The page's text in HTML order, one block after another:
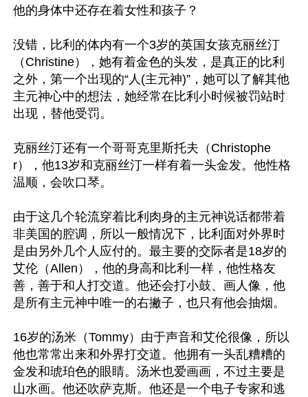
他的身体中还存在着女性和孩子？
没错，比利的体内有一个3岁的英国女孩克丽丝汀
（Christine），她有着金色的头发，是真正的比利
之外，第一个出现的“人(主元神)”，她可以了解其他
主元神心中的想法，她经常在比利小时候被罚站时
出现，替他受罚。
克丽丝汀还有一个哥哥克里斯托夫（Christophe
r），他13岁和克丽丝汀一样有着一头金发。他性格
温顺，会吹口琴。
由于这几个轮流穿着比利肉身的主元神说话都带着
非美国的腔调，所以一般情况下，比利面对外界时
是由另外几个人应付的。最主要的交际者是18岁的
艾伦（Allen），他的身高和比利一样，他性格友
善，善于和人打交道。他还会打小鼓、画人像，他
是所有主元神中唯一的右撇子，也只有他会抽烟。
16岁的汤米（Tommy）由于声音和艾伦很像，所以
他也常常出来和外界打交道。他拥有一头乱糟糟的
金发和琥珀色的眼睛。汤米也爱画画，不过主要是
山水画。他还吹萨克斯。他还是一个电子专家和逃